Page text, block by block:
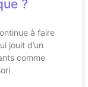
?
à faire
jouit d’un
comme